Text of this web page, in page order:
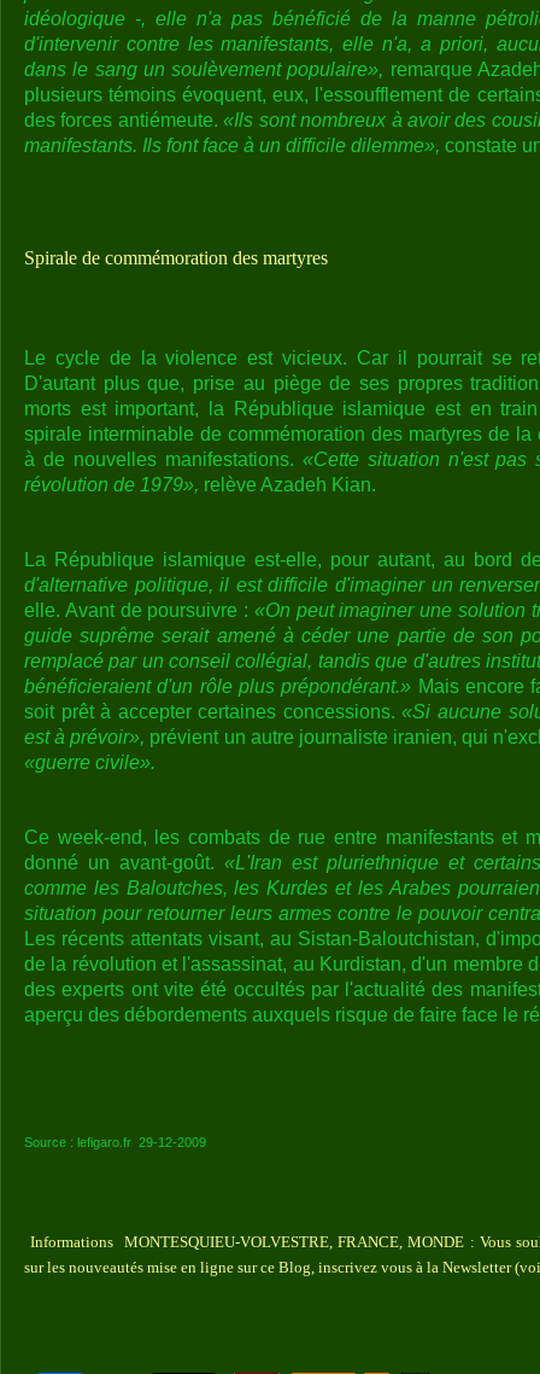
idéologique -, elle n'a pas bénéficié de la manne
d'intervenir contre les manifestants, elle n'a, a priori,
dans le sang un soulèvement populaire», remarque
plusieurs témoins évoquent, eux, l'essoufflement de
des forces antiémeute.«Ils sont nombreux à avoir des
manifestants. Ils font face à un difficile dilemme», constate
Spirale de commémoration des martyres
Le cycle de la violence est vicieux. Car il pourrait se
D'autant plus que, prise au piège de ses propres
morts est important, la République islamique est en
spirale interminable de commémoration des martyres de
à de nouvelles manifestations. «Cette situation n'est
révolution de 1979», relève Azadeh Kian.
La République islamique est-elle, pour autant, au bord
d'alternative politique, il est difficile d'imaginer un
elle. Avant de poursuivre : «On peut imaginer une solution
guide suprême serait amené à céder une partie de son
remplacé par un conseil collégial, tandis que d'autres
bénéficieraient d'un rôle plus prépondérant.» Mais encore
soit prêt à accepter certaines concessions.«Si aucune
est à prévoir», prévient un autre journaliste iranien, qui
«guerre civile».
Ce week-end, les combats de rue entre manifestants et
donné un avant-goût. «L'Iran est pluriethnique et
comme les Baloutches, les Kurdes et les Arabes
situation pour retourner leurs armes contre le pouvoir
Les récents attentats visant, au Sistan-Baloutchistan,
de la révolution et l'assassinat, au Kurdistan, d'un membre
des experts ont vite été occultés par l'actualité des
aperçu des débordements auxquels risque de faire face le
Source : lefigaro.fr 29-12-2009
Informations MONTESQUIEU-VOLVESTRE, FRANCE, MONDE : Vous
sur les nouveautés mise en ligne sur ce Blog, inscrivez vous à la Newsletter